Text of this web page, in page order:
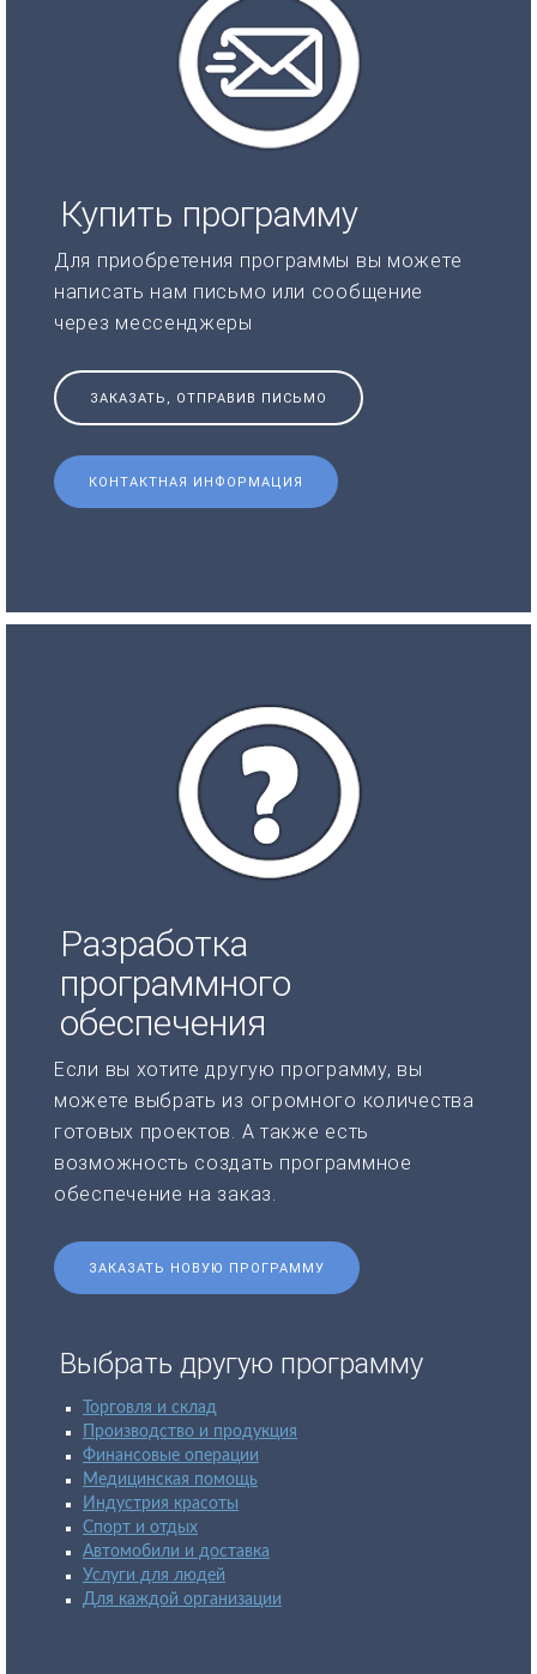
Купить программу
Для приобретения программы вы можете
написать нам письмо или сообщение
через мессенджеры
ЗАКАЗАТЬ, ОТПРАВИВ ПИСЬМО
КОНТАКТНАЯ ИНФОРМАЦИЯ
Разработка
программного
обеспечения
Если вы хотите другую программу, вы
можете выбрать из огромного количества
готовых проектов. А также есть
возможность создать программное
обеспечение на заказ.
ЗАКАЗАТЬ НОВУЮ ПРОГРАММУ
Выбрать другую программу
Торговля и склад
Производство и продукция
Финансовые операции
Медицинская помощь
Индустрия красоты
Спорт и отдых
Автомобили и доставка
Услуги для людей
Для каждой организации